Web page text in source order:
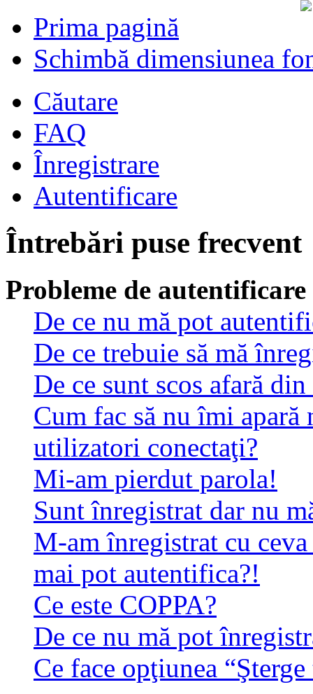
Prima pagină
Schimbă dimensiunea
Căutare
FAQ
Înregistrare
Autentificare
Întrebări puse frecvent
Probleme de
De ce nu mă pot
De ce trebuie să mă
De ce sunt scos afară
Cum fac să nu îmi
utilizatori conectaţi?
Mi-am pierdut parola!
Sunt înregistrat dar nu
M-am înregistrat cu
mai pot autentifica?!
Ce este COPPA?
De ce nu mă pot
Ce face opţiunea